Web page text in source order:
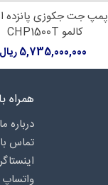
افزودن به سبد خرید
پمپ جت جکوزی
کالمو CHP1500T
5,735,000,000 ریال
همراه
درباره‌ ما
تماس
واتساپ